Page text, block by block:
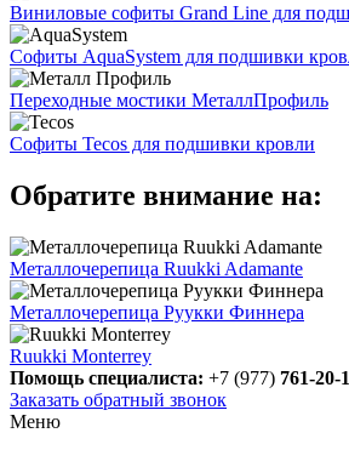
Виниловые софиты Grand Line для
Софиты AquaSystem для подшивки
Переходные мостики МеталлПрофиль
Софиты Tecos для подшивки кровли
Обратите внимание на:
Металлочерепица Ruukki Adamante
Металлочерепица Руукки Финнера
Ruukki Monterrey
Помощь специалиста: +7 (977) 761-20-
Заказать обратный звонок
Меню